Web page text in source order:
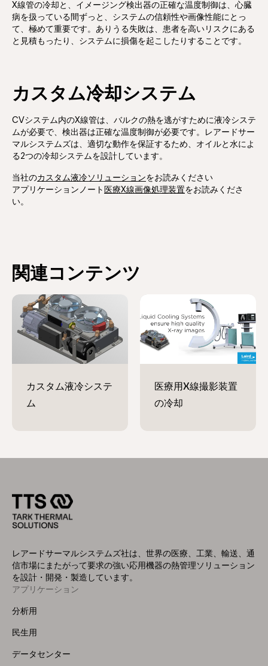
X線管の冷却と、イメージング検出器の正確な温度制御は、心臓
病を扱っている間ずっと、システムの信頼性や画像性能にとっ
て、極めて重要です。ありうる失敗は、患者を高いリスクにある
と見積もったり、システムに損傷を起こしたりすることです。
カスタム冷却システム
CVシステム内のX線管は、バルクの熱を逃がすために液冷システ
ムが必要で、検出器は正確な温度制御が必要です。レアードサー
マルシステムズは、適切な動作を保証するため、オイルと水によ
る2つの冷却システムを設計しています。
当社のカスタム液冷ソリューションをお読みください
アプリケーションノート 医療X線画像処理装置をお読みくださ
い。
関連コンテンツ
レアードサーマルシステムズ社は、世界の医療、工業、輸送、通
信市場にまたがって要求の強い応用機器の熱管理ソリューション
を設計・開発・製造しています。
Footer
Menu
アプリケーション
分析用
民生用
データセンター